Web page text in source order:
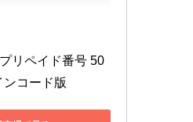
リペイド番号 50
コード版